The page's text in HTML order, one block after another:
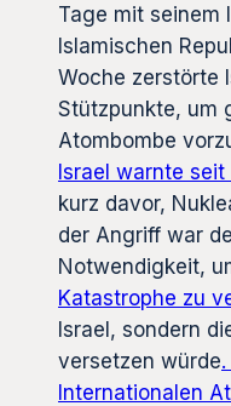
Tage mit seinem
Islamischen
Woche zerstörte
Stützpunkte, um
Atombombe
Israel warnte seit
kurz davor,
der Angriff war
Notwendigkeit,
Katastrophe zu
Israel, sondern
versetzen würde
Internationalen